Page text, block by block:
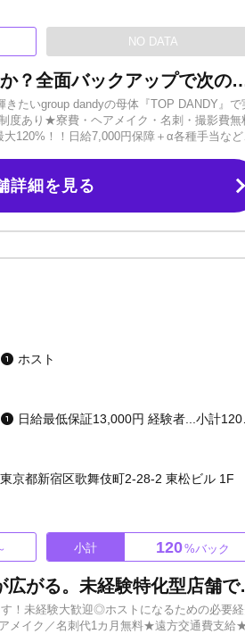
NO DATA
【総工費1億円】一流のお店でホストになりませんか？全面バックアップで次のスターが貴方の手に！日
たいgroup dandyの母体『TOP DANDY』で
度あり★寮費・ヘアメイク・名刺・撮影費無
120%！！日給7,000円保障＋α各種手当など
最短で行ける環境です☆ーーーーーーーーー
ます。お店のプロデュースしているのはTOP
を受けられるので、やる気さえあれば確実に
プを受けられます。★未経験成長率トップクラ
で不安はありません。100%トラブル対応可
詳細を見る
ホスト
東京都新宿区歌舞伎町2-28-2 東松ビル 1F
小計 120%バック
笑って、ぶち上げろ！楽しく稼ぐ＝
！未経験大歓迎◎ホストになるための必要
メイク／名刺代1カ月無料★遠方交通費支給